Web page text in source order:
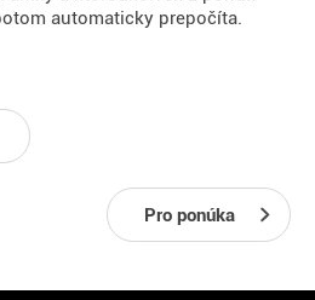
automaticky prepočíta.
Pro ponúka